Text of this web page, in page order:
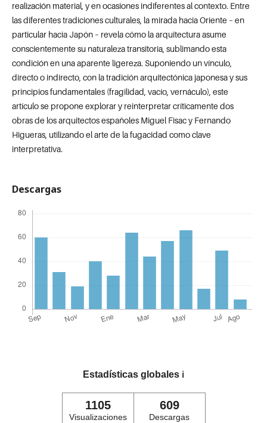
realización material, y en ocasiones indiferentes al contexto. Entre
las diferentes tradiciones culturales, la mirada hacia Oriente – en
particular hacia Japón – revela cómo la arquitectura asume
conscientemente su naturaleza transitoria, sublimando esta
condición en una aparente ligereza. Suponiendo un vínculo,
directo o indirecto, con la tradición arquitectónica japonesa y sus
principios fundamentales (fragilidad, vacío, vernáculo), este
artículo se propone explorar y reinterpretar críticamente dos
obras de los arquitectos españoles Miguel Fisac y Fernando
Higueras, utilizando el arte de la fugacidad como clave
interpretativa.
Descargas
Estadísticas globales ℹ️
1105
Visualizaciones
609
Descargas